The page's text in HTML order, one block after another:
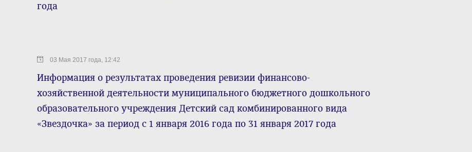
года
03 Мая 2017 года, 12:42
Информация о результатах проведения ревизии финансово-
хозяйственной деятельности муниципального бюджетного дошкольного
образовательного учреждения Детский сад комбинированного вида
«Звездочка» за период с 1 января 2016 года по 31 января 2017 года